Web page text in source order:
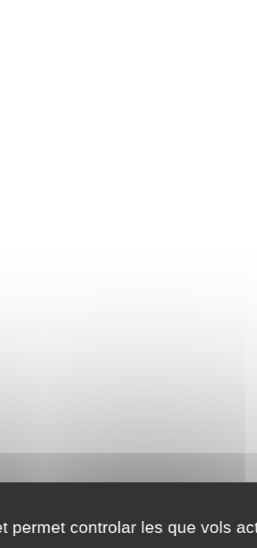
permet controlar les que vols